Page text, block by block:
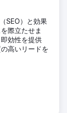
SEO）と効果
際立たせま
効性を提供
高いリードを